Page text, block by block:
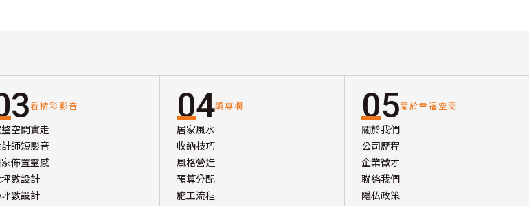
看精彩影音
空間實走
師短影音
佈置靈感
數設計
數設計
04讀專欄
居家風水
收納技巧
風格營造
預算分配
施工流程
05關於幸福空間
關於我們
公司歷程
企業徵才
聯絡我們
隱私政策